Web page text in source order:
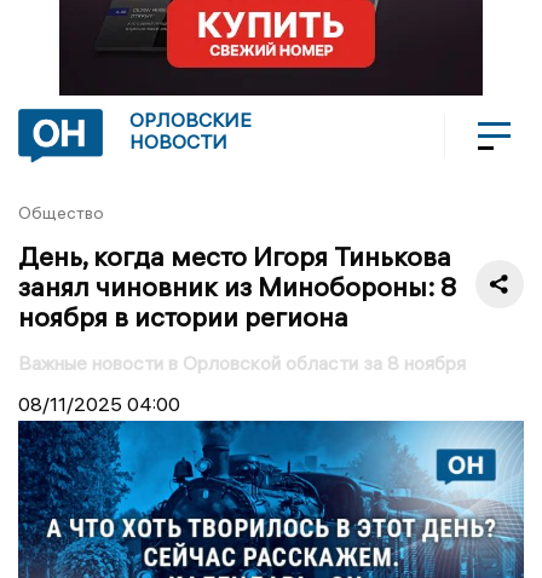
ОРЛОВСКИЕ
НОВОСТИ
Общество
День, когда место Игоря Тинькова
занял чиновник из Минобороны: 8
ноября в истории региона
Важные новости в Орловской области за 8 ноября
08/11/2025 04:00